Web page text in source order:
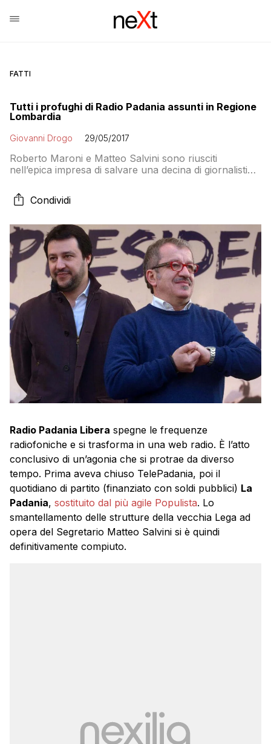
FATTI
Tutti i profughi di Radio Padania assunti in Regione
Lombardia
Giovanni Drogo 29/05/2017
Roberto Maroni e Matteo Salvini sono riusciti
nell’epica impresa di salvare una decina di giornalisti
concorso nell’ente a guida leghista. Italiani nelle tende,
padani negli hotel!1!
Condividi
Radio Padania Libera spegne le frequenze
radiofoniche e si trasforma in una web radio. È l’atto
conclusivo di un’agonia che si protrae da diverso
tempo. Prima aveva chiuso TelePadania, poi il
quotidiano di partito (finanziato con soldi pubblici) La
Padania, sostituito dal più agile Populista. Lo
smantellamento delle strutture della vecchia Lega ad
opera del Segretario Matteo Salvini si è quindi
definitivamente compiuto.